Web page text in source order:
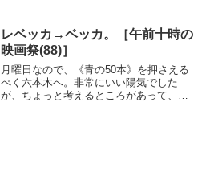
レベッカ→ベッカ。［午前十時の
映画祭(88)］
月曜日なので、《青の50本》を押さえる
べく六本木へ。非常にいい陽気でした
が、ちょっと考えるところがあって、本